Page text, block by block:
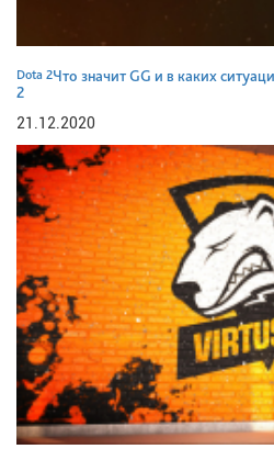
Dota 2Что значит GG и в каких
2
21.12.2020